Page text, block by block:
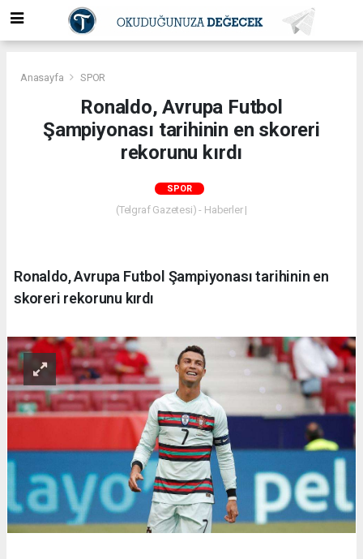
Anasayfa SPOR
Ronaldo, Avrupa Futbol
Şampiyonası tarihinin en skoreri
rekorunu kırdı
SPOR
(Telgraf Gazetesi) - Haberler |
Ronaldo, Avrupa Futbol Şampiyonası tarihinin en
skoreri rekorunu kırdı